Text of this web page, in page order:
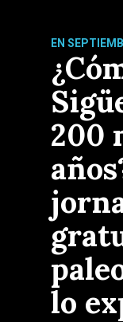
EN
200
lo